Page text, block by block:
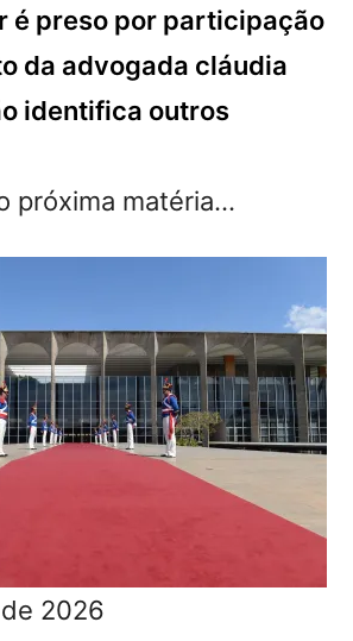
2026
é preso por participação
da advogada cláudia
identifica outros
próxima matéria...